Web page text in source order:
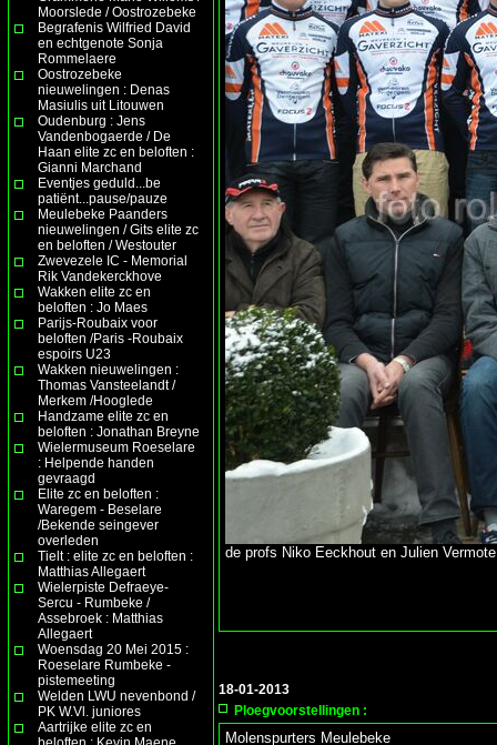
Moorslede / Oostrozebeke
Begrafenis Wilfried David
en echtgenote Sonja
Rommelaere
Oostrozebeke
nieuwelingen : Denas
Masiulis uit Litouwen
Oudenburg : Jens
Vandenbogaerde / De
Haan elite zc en beloften :
Gianni Marchand
Eventjes geduld...be
patiënt...pause/pauze
Meulebeke Paanders
nieuwelingen / Gits elite zc
en beloften / Westouter
Zwevezele IC - Memorial
Rik Vandekerckhove
Wakken elite zc en
beloften : Jo Maes
Parijs-Roubaix voor
beloften /Paris -Roubaix
espoirs U23
Wakken nieuwelingen :
Thomas Vansteelandt /
Merkem /Hooglede
Handzame elite zc en
beloften : Jonathan Breyne
Wielermuseum Roeselare
: Helpende handen
gevraagd
Elite zc en beloften :
Waregem - Beselare
/Bekende seingever
overleden
Tielt : elite zc en beloften :
Matthias Allegaert
Wielerpiste Defraeye-
Sercu - Rumbeke /
Assebroek : Matthias
Allegaert
Woensdag 20 Mei 2015 :
Roeselare Rumbeke -
pistemeeting
Welden LWU nevenbond /
PK W.Vl. juniores
Aartrijke elite zc en
de profs Niko Eeckhout en Julien
18-01-2013
Ploegvoorstellingen :
Molenspurters Meulebeke